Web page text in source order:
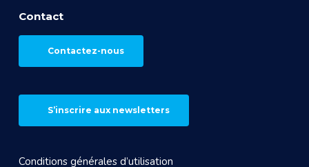
Contact
Contactez-nous
S’inscrire aux newsletters
Conditions générales d’utilisation